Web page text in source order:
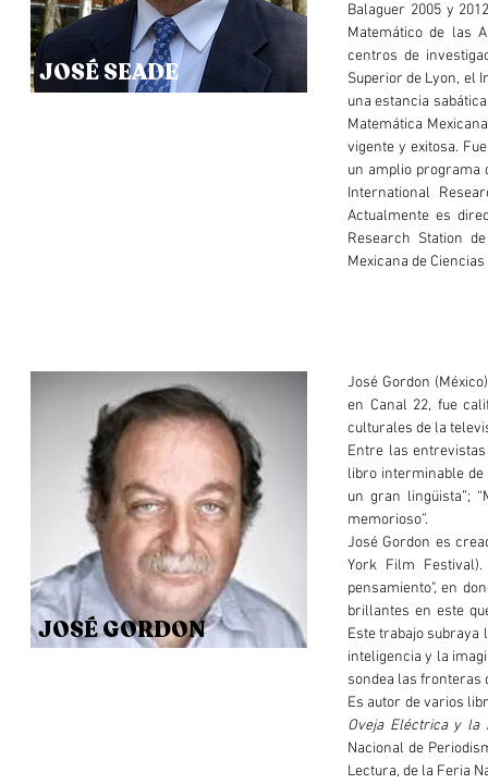
JOSÉ SEADE
Balaguer 2005 y
Matemático de las
centros de
Superior de Lyon, el
una estancia
Matemática
vigente y exitosa.
un amplio programa
International
Actualmente es
Research Station
Mexicana de
JOSÉ GORDON
José Gordon
en Canal 22, fue
culturales de la
Entre las
libro interminable de
un gran lingüista”;
memorioso”.
José Gordon es
York Film
pensamiento", en
brillantes en este
Este trabajo subraya
inteligencia y la
sondea las fronteras
Es autor de varios
Oveja Eléctrica y la
Nacional de
Lectura, de la Feria